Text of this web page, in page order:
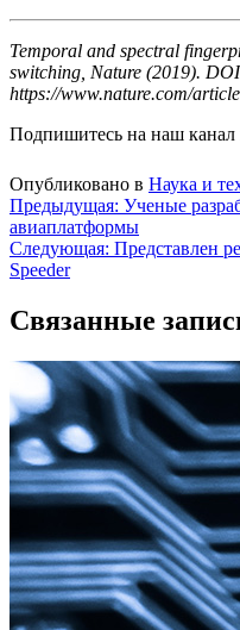
Temporal and spectral
switching, Nature (2019).
https://www.nature.com/
Подпишитесь на наш канал
Опубликовано в Наука и
Навигация
по
записям
Предыдущая: Ученые
авиаплатформы
Следующая: Представлен
Speeder
Связанные